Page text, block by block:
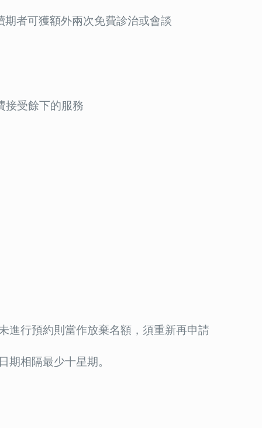
者可獲額外兩次免費診治或會談
接受餘下的服務
進行預約則當作放棄名額，須重新再申請
相隔最少十星期。